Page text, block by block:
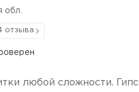
обл.
отзыва
любой сложности.